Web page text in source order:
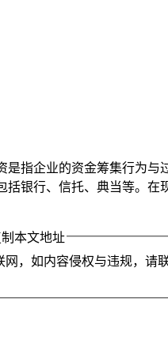
指企业的资金筹集行为
银行、信托、典当等。
本文地址
，如内容侵权与违规，请